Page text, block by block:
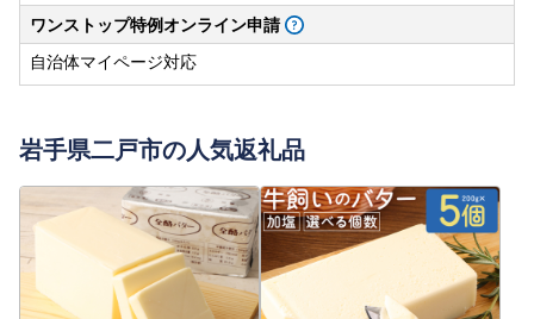
ワンストップ特例オンライン申請
自治体マイページ対応
岩手県二戸市の人気返礼品